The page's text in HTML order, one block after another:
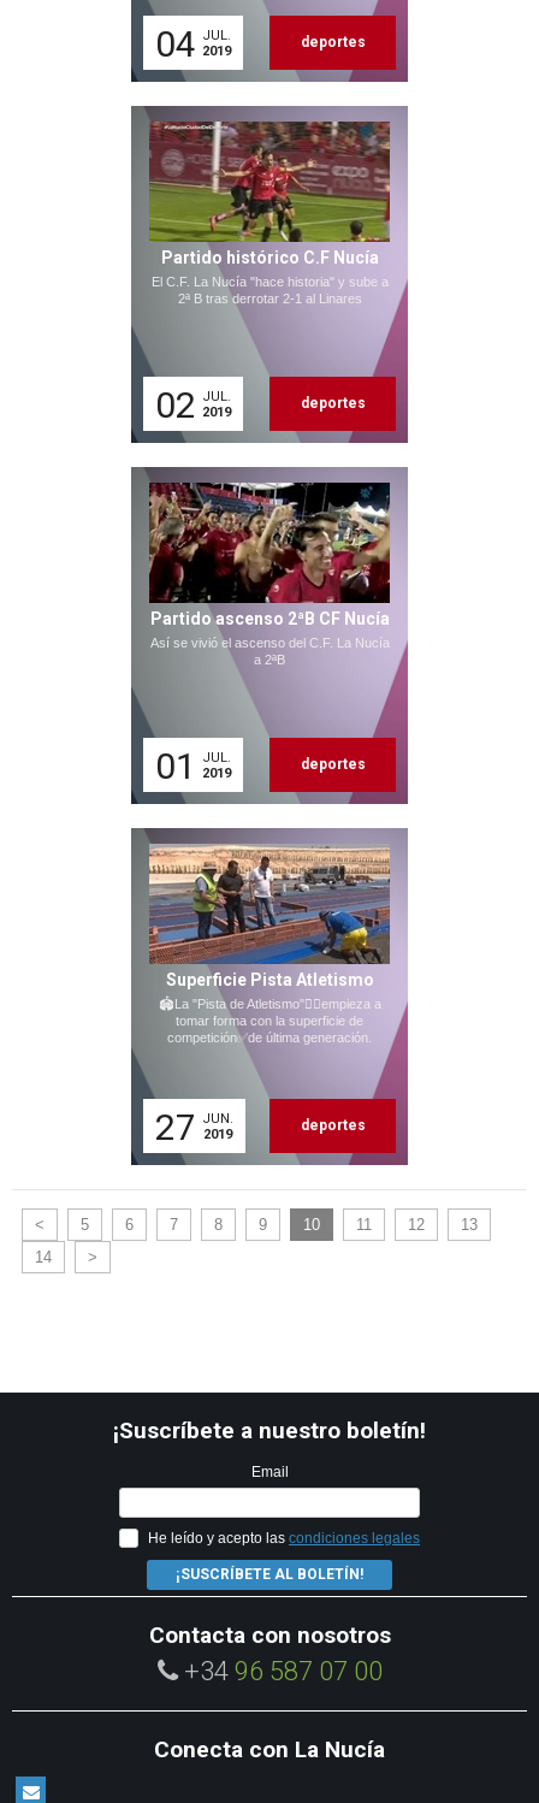
04 JUL.
2019
deportes
Partido histórico C.F Nucía
El C.F. La Nucía "hace historia" y sube a
2ª B tras derrotar 2-1 al Linares
02
JUL.
2019
deportes
Partido ascenso 2ªB CF Nucía
Así se vivió el ascenso del C.F. La Nucía
a 2ªB
01
JUL.
2019
deportes
Superficie Pista Atletismo
🏟La "Pista de Atletismo"🏃‍♂empieza a
tomar forma con la superficie de
competición✅de última generación.
27
JUN.
2019
deportes
< 5 6 7 8 9 10 11 12
13
14
>
¡Suscríbete a nuestro boletín!
Email
He leído y acepto las condiciones legales
¡SUSCRÍBETE AL BOLETÍN!
Contacta con nosotros
+34 96 587 07 00
Conecta con La Nucía